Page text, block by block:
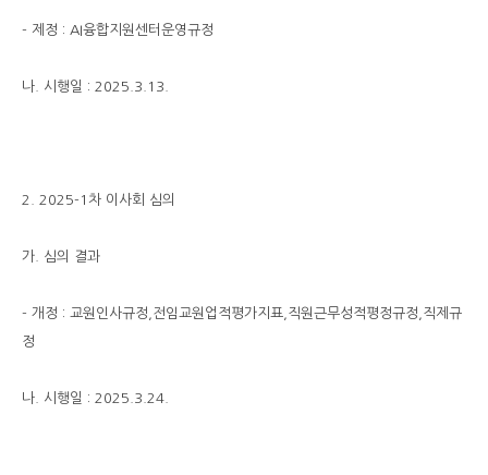
- 제정 : AI융합지원센터운영규정
나. 시행일 : 2025.3.13.
2. 2025-1차 이사회 심의
가. 심의 결과
- 개정 : 교원인사규정,전임교원업적평가지표,직원근무성적평정규정,직제규
정
나. 시행일 : 2025.3.24.